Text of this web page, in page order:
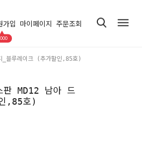
가입 마이페이지 주문조회
블루레이크 (추가할인,85호)
판 MD12 남아 드
,85호)